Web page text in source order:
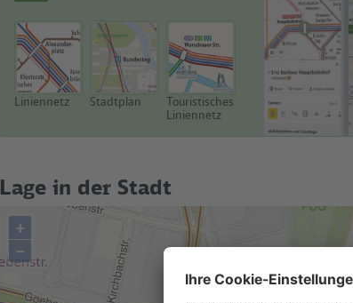
Liniennetz Stadtplan
Touristisches
Liniennetz
Lage in der Stadt
+
–